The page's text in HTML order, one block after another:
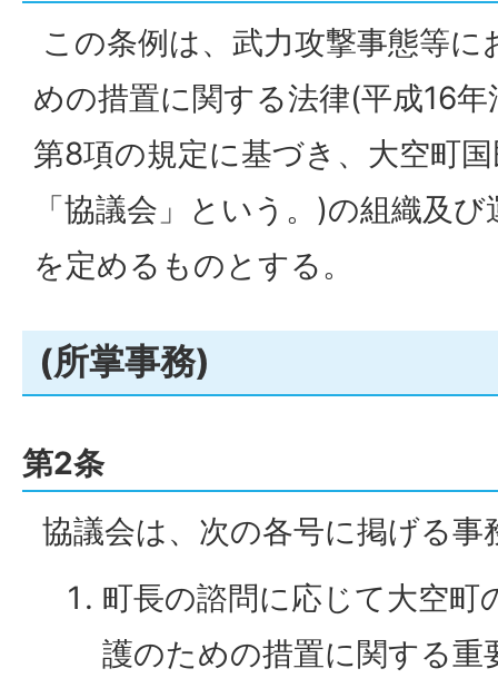
この条例は、武力攻撃事態等
めの措置に関する法律(平成16
第8項の規定に基づき、大空町
「協議会」という。)の組織及
を定めるものとする。
(所掌事務)
第2条
協議会は、次の各号に掲げる
町長の諮問に応じて大空町
護のための措置に関する重